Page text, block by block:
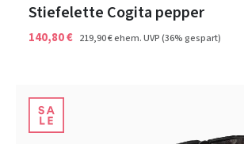
Stiefelette Cogita pepper
140,80 € 219,90 €ehem. UVP(36% gespart)